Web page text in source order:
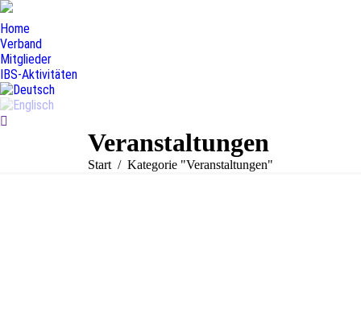
Home
Verband
Mitglieder
IBS-Aktivitäten
Search:
Veranstaltungen
Sie befinden sich hier:
Start Kategorie "Veranstaltungen"